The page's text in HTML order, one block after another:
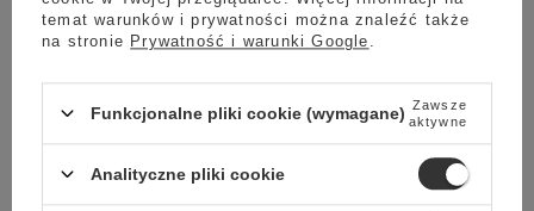
temat warunków i prywatności można znaleźć także
na stronie Prywatność i warunki Google
Funkcjonalne pliki cookie (wymagane) Zawsze
aktywne
Analityczne pliki cookie